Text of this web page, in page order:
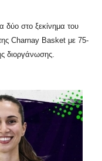
δύο στο ξεκίνημα του
Charnay Basket με 75-
διοργάνωσης.